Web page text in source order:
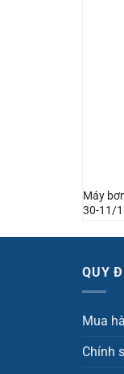
Máy
30-11/
QUY
Mua
Chính